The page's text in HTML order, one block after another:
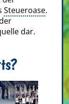
Steueroase.
dar.